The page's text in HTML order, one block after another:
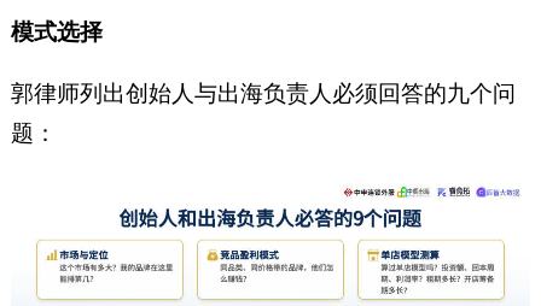
模式选择
郭律师列出创始人与出海负责人必须回答的九个问
题：